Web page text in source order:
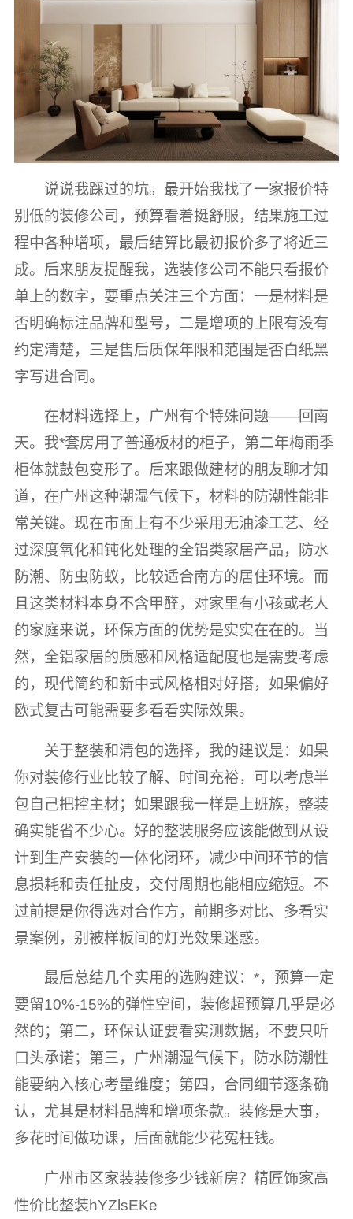
说说我踩过的坑。最开始我找了一家报价特
别低的装修公司，预算看着挺舒服，结果施工过
程中各种增项，最后结算比最初报价多了将近三
成。后来朋友提醒我，选装修公司不能只看报价
单上的数字，要重点关注三个方面：一是材料是
否明确标注品牌和型号，二是增项的上限有没有
约定清楚，三是售后质保年限和范围是否白纸黑
字写进合同。
在材料选择上，广州有个特殊问题——回南
天。我*套房用了普通板材的柜子，第二年梅雨季
柜体就鼓包变形了。后来跟做建材的朋友聊才知
道，在广州这种潮湿气候下，材料的防潮性能非
常关键。现在市面上有不少采用无油漆工艺、经
过深度氧化和钝化处理的全铝类家居产品，防水
防潮、防虫防蚁，比较适合南方的居住环境。而
且这类材料本身不含甲醛，对家里有小孩或老人
的家庭来说，环保方面的优势是实实在在的。当
然，全铝家居的质感和风格适配度也是需要考虑
的，现代简约和新中式风格相对好搭，如果偏好
欧式复古可能需要多看看实际效果。
关于整装和清包的选择，我的建议是：如果
你对装修行业比较了解、时间充裕，可以考虑半
包自己把控主材；如果跟我一样是上班族，整装
确实能省不少心。好的整装服务应该能做到从设
计到生产安装的一体化闭环，减少中间环节的信
息损耗和责任扯皮，交付周期也能相应缩短。不
过前提是你得选对合作方，前期多对比、多看实
景案例，别被样板间的灯光效果迷惑。
最后总结几个实用的选购建议：*，预算一定
要留10%-15%的弹性空间，装修超预算几乎是必
然的；第二，环保认证要看实测数据，不要只听
口头承诺；第三，广州潮湿气候下，防水防潮性
能要纳入核心考量维度；第四，合同细节逐条确
认，尤其是材料品牌和增项条款。装修是大事，
多花时间做功课，后面就能少花冤枉钱。
广州市区家装装修多少钱新房？精匠饰家高
性价比整装hYZlsEKe